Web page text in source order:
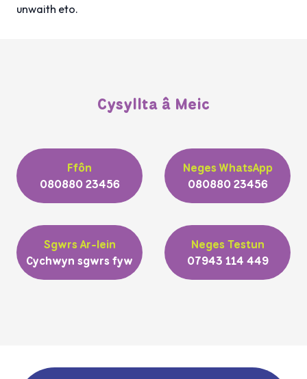
unwaith eto.
Cysyllta â Meic
Ffôn
080880 23456
Neges WhatsApp
080880 23456
Sgwrs Ar-lein
Cychwyn sgwrs fyw
Neges Testun
07943 114 449